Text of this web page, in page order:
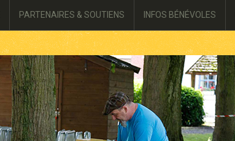
PARTENAIRES & SOUTIENS INFOS BÉNÉVOLES